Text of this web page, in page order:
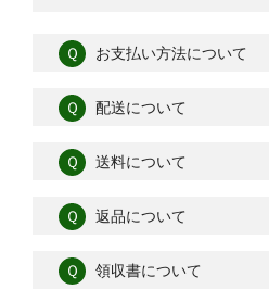
Ｑ お支払い方法について
Ｑ 配送について
Ｑ 送料について
Ｑ 返品について
Ｑ 領収書について